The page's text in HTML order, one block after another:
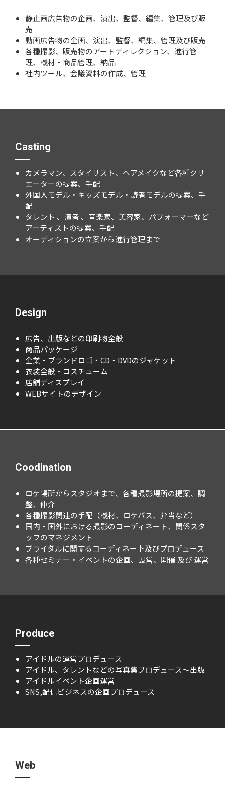
静止画広告物の企画、演出、監督、編集、管理及び販
売
動画広告物の企画、演出、監督、編集、管理及び販売
各種撮影、販売物のアートディレクション、進行管
理、機材・商品管理、納品
社内ツール、会議資料の作成、管理
Casting
カメラマン、スタイリスト、ヘアメイクなど各種クリ
エーターの提案、手配
外国人モデル・キッズモデル・読者モデルの提案、手
配
タレント 、演者 、音楽家、美容家、パフォーマーなど
アーティストの提案、手配
オーディションの立案から進行管理まで
Design
広告、出版などの印刷物全般
商品パッケージ
企業・ブランドロゴ・CD・DVDのジャケット
衣装全般・コスチューム
店舗ディスプレイ
WEBサイトのデザイン
Coodination
ロケ場所からスタジオまで、各種撮影場所の提案、調
整、仲介
各種撮影関連の手配（機材、ロケバス、弁当など）
国内・国外における撮影のコーディネート、関係スタ
ッフのマネジメント
ブライダルに関するコーディネー卜及びプロデュース
各種セミナー・イベントの企画、設営、開催 及び 運営
Produce
アイドルの運営プロデュース
アイドル、タレントなどの写真集プロデュース～出版
アイドルイベント企画運営
SNS,配信ビジネスの企画プロデュース
Web